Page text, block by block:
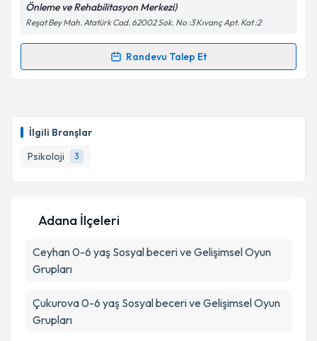
İlgili Branşlar
Psikoloji
3
Önleme ve Rehabilitasyon Merkezi)
Reşat Bey Mah. Atatürk Cad. 62002 Sok. No :3 Kıvanç Apt. Kat :2
Randevu Talep Et
Randevu Takvimi Talebi
hazırlandığında e-posta ile bilgilendireceğiz.
E-posta Adresiniz
Metni 'ni okudum ve kişisel verilerimin belirtilen
kapsamda işlenmesini kabul ediyorum.
Takvim Talebini Gönder
Adana İlçeleri
Ceyhan0-6 yaş Sosyal beceri ve Gelişimsel Oyun
Grupları
Çukurova0-6 yaş Sosyal beceri ve Gelişimsel Oyun
Grupları